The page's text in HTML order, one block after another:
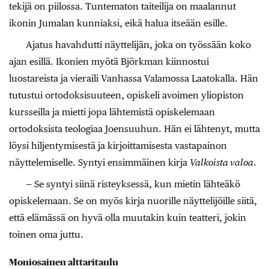
tekijä on piilossa. Tuntematon taiteilija on maalannut
ikonin Jumalan kunniaksi, eikä halua itseään esille.
Ajatus havahdutti näyttelijän, joka on työssään koko
ajan esillä. Ikonien myötä Björkman kiinnostui
luostareista ja vieraili Vanhassa Valamossa Laatokalla. Hän
tutustui ortodoksisuuteen, opiskeli avoimen yliopiston
kursseilla ja mietti jopa lähtemistä opiskelemaan
ortodoksista teologiaa Joensuuhun. Hän ei lähtenyt, mutta
löysi hiljentymisestä ja kirjoittamisesta vastapainon
näyttelemiselle. Syntyi ensimmäinen kirja Valkoista valoa.
— Se syntyi siinä risteyksessä, kun mietin lähteäkö
opiskelemaan. Se on myös kirja nuorille näyttelijöille siitä,
että elämässä on hyvä olla muutakin kuin teatteri, jokin
toinen oma juttu.
Moniosainen alttaritaulu